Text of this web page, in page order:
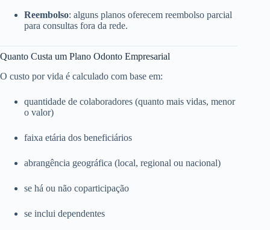
Reembolso: alguns planos oferecem reembolso parcial
para consultas fora da rede.
Quanto Custa um Plano Odonto Empresarial
O custo por vida é calculado com base em:
quantidade de colaboradores (quanto mais vidas, menor
o valor)
faixa etária dos beneficiários
abrangência geográfica (local, regional ou nacional)
se há ou não coparticipação
se inclui dependentes